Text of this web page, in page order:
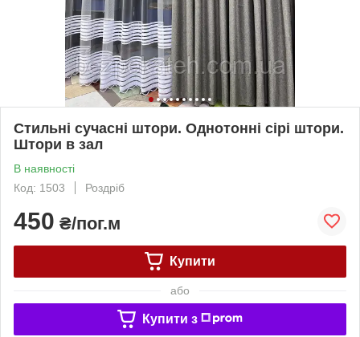
Стильні сучасні штори. Однотонні сірі штори.
Штори в зал
В наявності
Код: 1503
Роздріб
450 ₴/пог.м
Купити
або
Купити з